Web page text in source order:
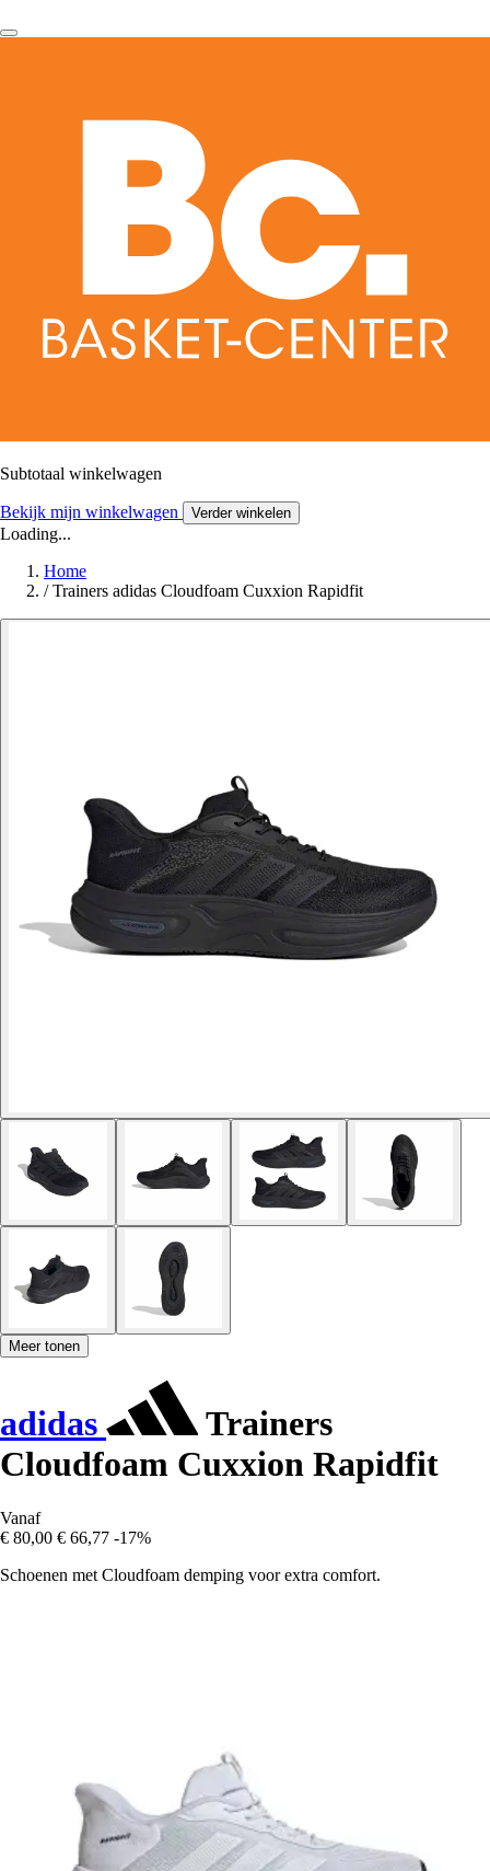
Subtotaal winkelwagen
Bekijk mijn winkelwagen Verder winkelen
Loading...
Home
/ Trainers adidas Cloudfoam Cuxxion Rapidfit
Meer tonen
adidas
Trainers
Cloudfoam Cuxxion Rapidfit
Vanaf
€ 80,00 € 66,77 -17%
Schoenen met Cloudfoam demping voor extra comfort.